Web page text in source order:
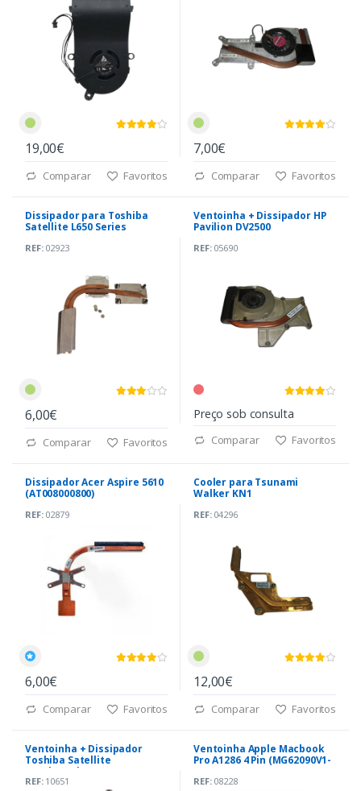
19,00€
Comparar Favoritos
7,00€
Comparar Favoritos
Dissipador para Toshiba
Satellite L650 Series
REF:02923
6,00€
Comparar Favoritos
Ventoinha + Dissipador HP
Pavilion DV2500
REF:05690
Preço sob consulta
Comparar Favoritos
Dissipador Acer Aspire 5610
(AT008000800)
REF:02879
6,00€
Comparar Favoritos
Cooler para Tsunami
Walker KN1
REF:04296
12,00€
Comparar Favoritos
Ventoinha + Dissipador
Toshiba Satellite
L635|L630|L735
(V000240410)
REF:10651
Ventoinha Apple Macbook
Pro A1286 4 Pin (MG62090V1-
REF:08228